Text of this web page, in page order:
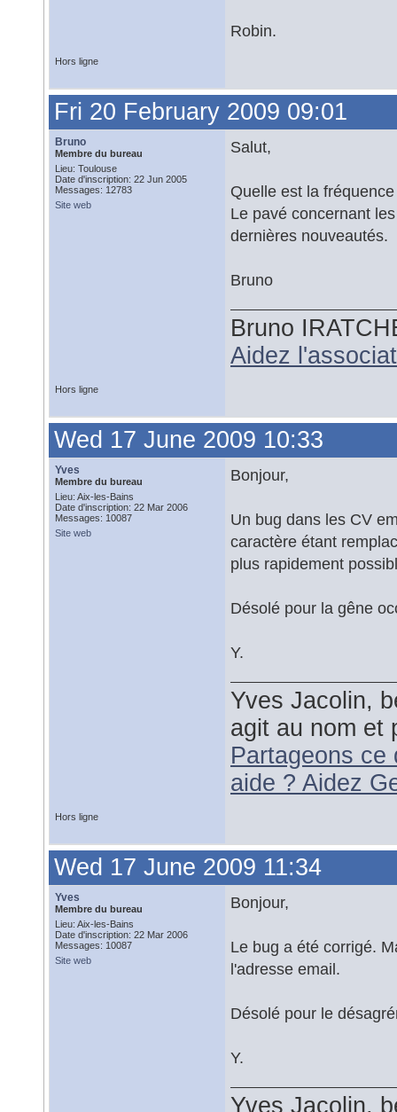
Robin.
Hors ligne
Fri 20 February 2009 09:01
Bruno
Membre du bureau
Lieu: Toulouse
Date d'inscription: 22 Jun 2005
Messages: 12783
Site web
Salut,
Quelle est la
Le pavé concernant
dernières nouveautés.
Bruno
Bruno
Aidez
Hors ligne
Wed 17 June 2009 10:33
Yves
Membre du bureau
Lieu: Aix-les-Bains
Date d'inscription: 22 Mar 2006
Messages: 10087
Site web
Bonjour,
Un bug dans les CV
caractère étant
plus rapidement
Désolé pour la gêne
Y.
Yves Jacolin,
agit au nom et
Partageons ce
aide ? Aidez
Hors ligne
Wed 17 June 2009 11:34
Yves
Membre du bureau
Lieu: Aix-les-Bains
Date d'inscription: 22 Mar 2006
Messages: 10087
Site web
Bonjour,
Le bug a été corrigé.
l'adresse email.
Désolé pour le
Y.
Yves Jacolin,